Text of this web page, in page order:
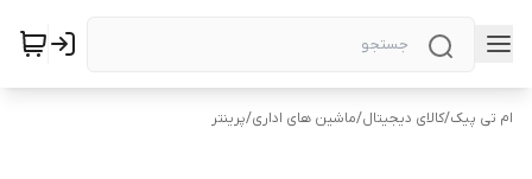
ام تی پیک/کالای دیجیتال/ماشین های اداری/پرینتر